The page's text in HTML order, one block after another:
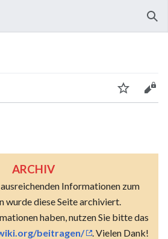
Beobachten
Bearbeiten
ARCHIV
Informationen zum
wurde diese Seite archiviert.
haben, nutzen Sie bitte das
beitragen/ . Vielen Dank!